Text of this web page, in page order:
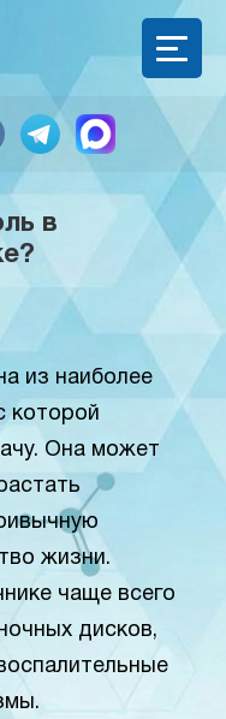
в
из наиболее
которой
Она может
жизни.
чаще всего
дисков,